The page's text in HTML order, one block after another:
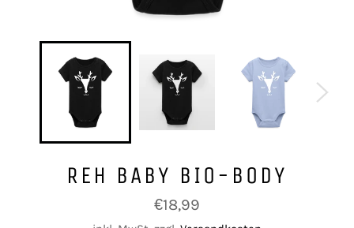
REH BABY BIO-BODY
Normaler
Preis
€18,99